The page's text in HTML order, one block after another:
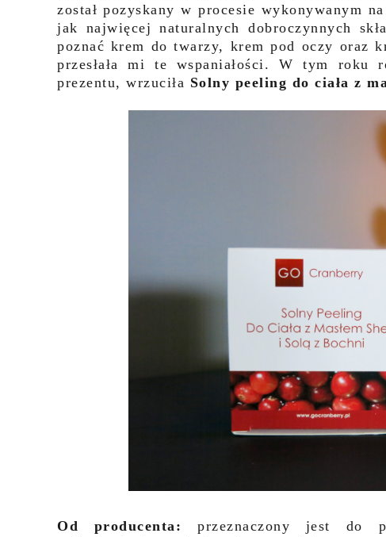
został pozyskany w procesie wykonywanym
jak najwięcej naturalnych dobroczynnych
poznać krem do twarzy, krem pod oczy oraz
przesłała mi te wspaniałości. W tym roku
prezentu, wrzuciła Solny peeling do ciała z
Od producenta:
przeznaczony jest do